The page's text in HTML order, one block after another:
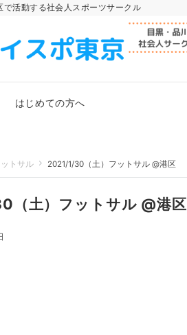
で活動する社会人スポーツサークル
はじめての方へ
トサル 2021/1/30（土）フットサル @港区
（土）フットサル @港区